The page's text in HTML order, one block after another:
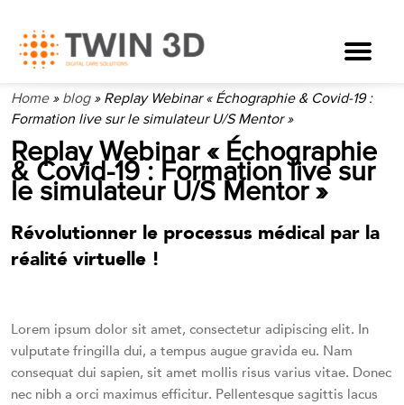
Home» blog» Replay Webinar « Échographie & Covid-19 :
Formation live sur le simulateur U/S Mentor »
Replay Webinar « Échographie
& Covid-19 : Formation live sur
le simulateur U/S Mentor »
Révolutionner le processus médical par la
réalité virtuelle !
Lorem ipsum dolor sit amet, consectetur adipiscing elit. In
vulputate fringilla dui, a tempus augue gravida eu. Nam
consequat dui sapien, sit amet mollis risus varius vitae. Donec
nec nibh a orci maximus efficitur. Pellentesque sagittis lacus